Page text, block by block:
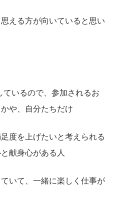
える方が向いていると思い
いるので、参加されるお
や、自分たちだけ
度を上げたいと考えられる
献身心がある人
いて、一緒に楽しく仕事が